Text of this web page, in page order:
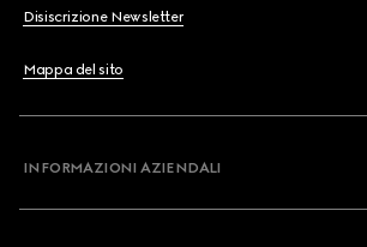
Disiscrizione Newsletter
Mappa del sito
INFORMAZIONI AZIENDALI